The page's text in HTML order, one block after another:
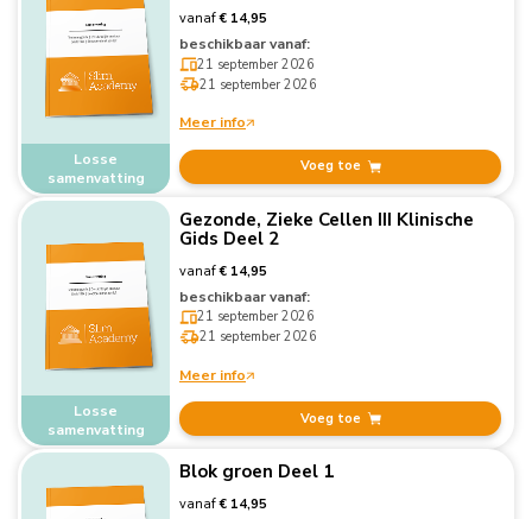
Losse
samenvatting
vanaf€ 14,95
beschikbaar vanaf:
21 september 2026
21 september 2026
Meer info
Voeg toe
Losse
samenvatting
Gezonde, Zieke Cellen III Klinische
Gids Deel 2
vanaf€ 14,95
beschikbaar vanaf:
21 september 2026
21 september 2026
Meer info
Voeg toe
Blok groen Deel 1
vanaf€ 14,95